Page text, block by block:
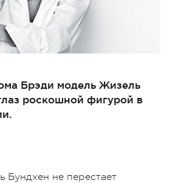
Брэди модель Жизель
роскошной фигурой в
Бундхен не перестает